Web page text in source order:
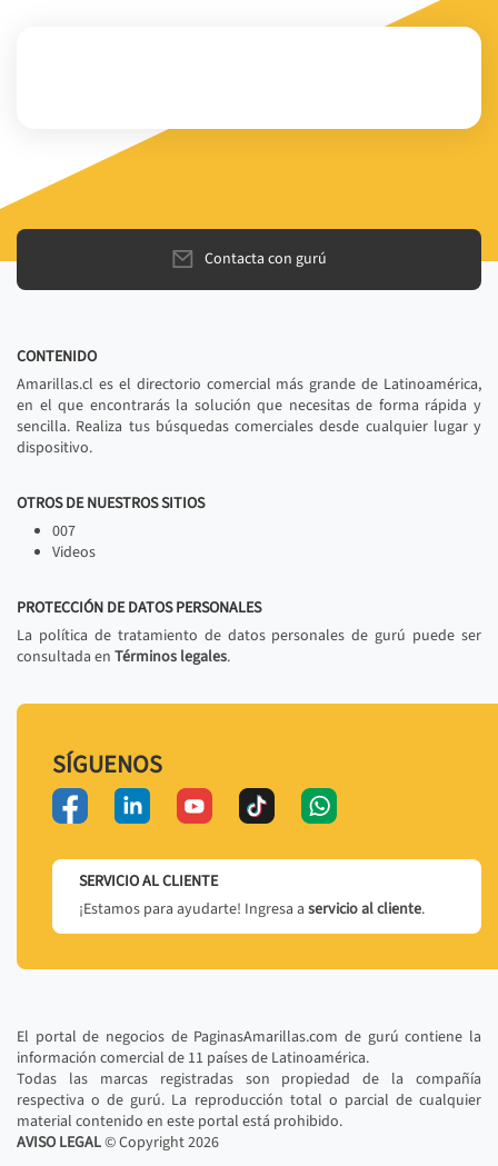
Contacta con gurú
CONTENIDO
Amarillas.cl es el directorio comercial más grande de Latinoamérica,
en el que encontrarás la solución que necesitas de forma rápida y
sencilla. Realiza tus búsquedas comerciales desde cualquier lugar y
dispositivo.
OTROS DE NUESTROS SITIOS
007
Videos
PROTECCIÓN DE DATOS PERSONALES
La política de tratamiento de datos personales de gurú puede ser
consultada en Términos legales.
SÍGUENOS
SERVICIO AL CLIENTE
¡Estamos para ayudarte! Ingresa a servicio al cliente.
El portal de negocios de PaginasAmarillas.com de gurú contiene la
información comercial de 11 países de Latinoamérica.
Todas las marcas registradas son propiedad de la compañía
respectiva o de gurú. La reproducción total o parcial de cualquier
material contenido en este portal está prohibido.
AVISO LEGAL© Copyright2026